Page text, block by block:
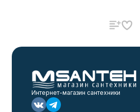
Интернет-магазин сантехники